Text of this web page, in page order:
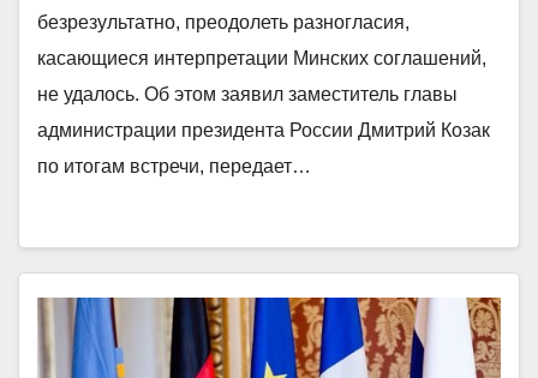
безрезультатно, преодолеть разногласия,
касающиеся интерпретации Минских соглашений,
не удалось. Об этом заявил заместитель главы
администрации президента России Дмитрий Козак
по итогам встречи, передает…